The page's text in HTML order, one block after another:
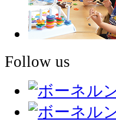
Follow us